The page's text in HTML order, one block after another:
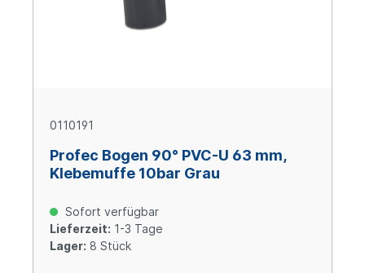
0110191
Profec Bogen 90° PVC-U 63 mm,
Klebemuffe 10bar Grau
Sofort verfügbar
Lieferzeit: 1-3 Tage
Lager: 8 Stück